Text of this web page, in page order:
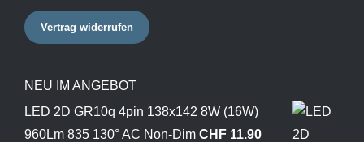
Vertrag widerrufen
NEU IM ANGEBOT
LED 2D GR10q 4pin 138x142 8W (16W)
960Lm 835 130° AC Non-Dim CHF11.90